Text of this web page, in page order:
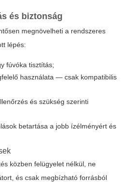
és biztonság
megnövelheti a rendszeres
lépés:
fúvóka tisztítás;
használata — csak kompatibilis
és szükség szerinti
betartása a jobb ízélményért és
közben felügyelet nélkül, ne
és csak megbízható forrásból